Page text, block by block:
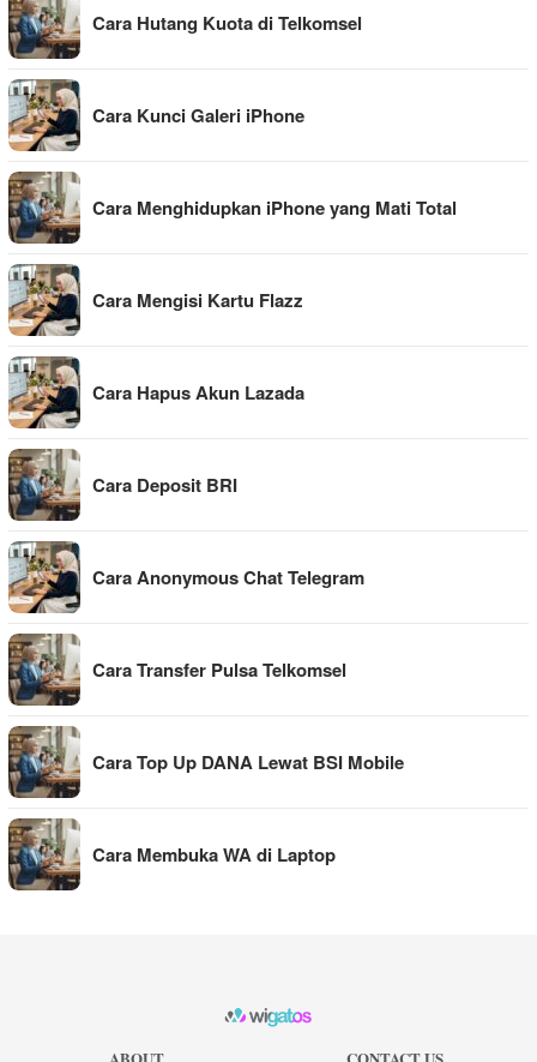
Cara Hutang Kuota di Telkomsel
Cara Kunci Galeri iPhone
Cara Menghidupkan iPhone yang Mati Total
Cara Mengisi Kartu Flazz
Cara Hapus Akun Lazada
Cara Deposit BRI
Cara Anonymous Chat Telegram
Cara Transfer Pulsa Telkomsel
Cara Top Up DANA Lewat BSI Mobile
Cara Membuka WA di Laptop
ABOUT CONTACT US